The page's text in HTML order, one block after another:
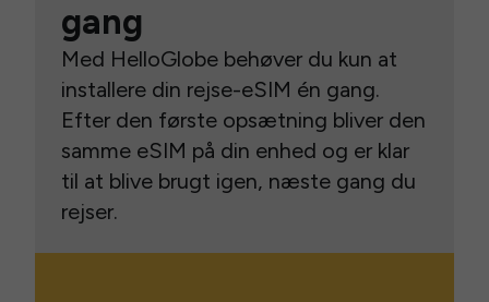
gang
Med HelloGlobe behøver du kun at
installere din rejse-eSIM én gang.
Efter den første opsætning bliver den
samme eSIM på din enhed og er klar
til at blive brugt igen, næste gang du
rejser.